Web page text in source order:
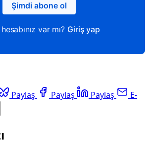
Şimdi abone ol
var mı? Giriş yap
Paylaş Paylaş Paylaş
E-